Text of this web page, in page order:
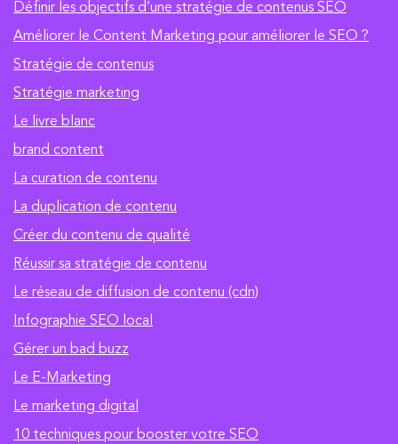
Définir les objectifs d’une stratégie de contenus SEO
Améliorer le Content Marketing pour améliorer le SEO ?
Stratégie de contenus
Stratégie marketing
Le livre blanc
brand content
La curation de contenu
La duplication de contenu
Créer du contenu de qualité
Réussir sa stratégie de contenu
Le réseau de diffusion de contenu (cdn)
Infographie SEO local
Gérer un bad buzz
Le E-Marketing
Le marketing digital
10 techniques pour booster votre SEO